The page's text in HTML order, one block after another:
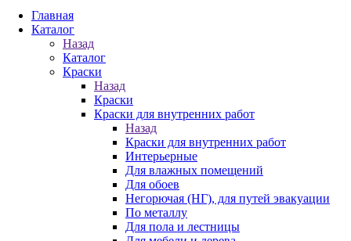
Главная
Каталог
Назад
Каталог
Краски
Назад
Краски
Краски для внутренних работ
Назад
Краски для внутренних работ
Интерьерные
Для влажных помещений
Для обоев
Негорючая (НГ), для путей эвакуации
По металлу
Для пола и лестницы